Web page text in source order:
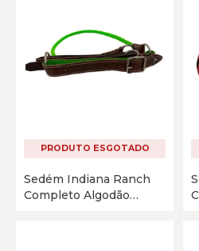
PRODUTO ESGOTADO
Sedém Indiana Ranch
Completo Algodão